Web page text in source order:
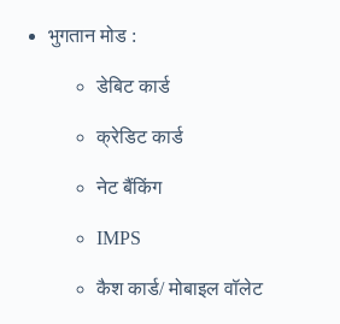
भुगतान मोड :
डेबिट कार्ड
क्रेडिट कार्ड
नेट बैंकिंग
IMPS
कैश कार्ड/ मोबाइल वॉलेट